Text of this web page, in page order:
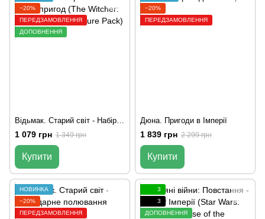
−20%
ПЕРЕДЗАМОВЛЕННЯ
ДОПОВНЕННЯ
1 079 грн 1 349 грн
Купити
−20%
ПЕРЕДЗАМОВЛЕННЯ
Дюна. Пригоди в Імперії
1 839 грн 2 299 грн
Купити
НОВИНКА
−20%
ПЕРЕДЗАМОВЛЕННЯ
3
3
ДОПОВНЕННЯ